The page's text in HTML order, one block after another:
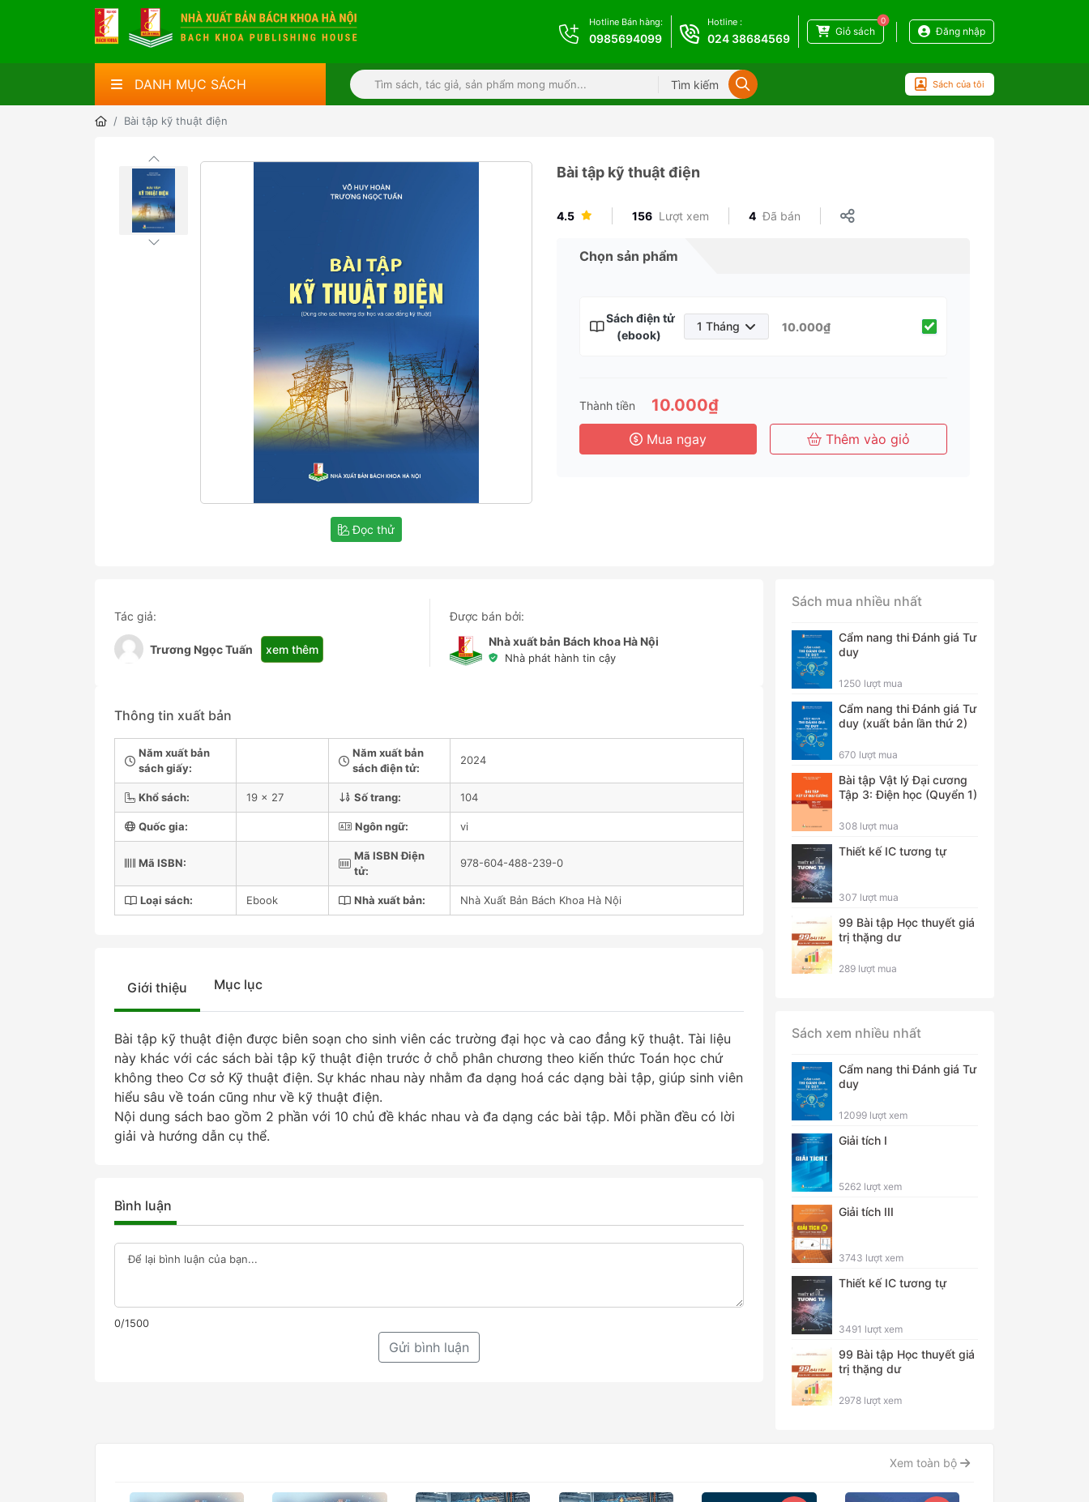
Hotline Bán hàng:
0985694099
Hotline :
024 38684569
0
Giỏ sách Đăng nhập
DANH MỤC SÁCH Tìm kiếm Sách của tôi
Bài tập kỹ thuật điện
Đọc thử
Bài tập kỹ thuật điện
4.5 156 Lượt xem 4 Đã bán
Chọn sản phẩm
Sách điện tử
(ebook)
1 Tháng
6 Tháng
3 Năm
10.000₫
Thành tiền 10.000₫
Mua ngay Thêm vào giỏ
Tác giả:
Trương Ngọc Tuấn xem thêm
Được bán bởi:
Nhà xuất bản Bách khoa Hà Nội
Nhà phát hành tin cậy
Thông tin xuất bản
Năm xuất bản
sách giấy:
Năm xuất bản
sách điện tử:
2024
Khổ sách: 19 x 27 Số trang: 104
Quốc gia: Ngôn ngữ: vi
Mã ISBN:
Mã ISBN Điện
tử:
978-604-488-239-0
Loại sách: Ebook Nhà xuất bản: Nhà Xuất Bản Bách Khoa Hà Nội
Giới thiệu Mục lục
Bài tập kỹ thuật điện được biên soạn cho sinh viên các trường đại học và cao đẳng kỹ thuật. Tài liệu
này khác với các sách bài tập kỹ thuật điện trước ở chỗ phân chương theo kiến thức Toán học chứ
không theo Cơ sở Kỹ thuật điện. Sự khác nhau này nhằm đa dạng hoá các dạng bài tập, giúp sinh viên
hiểu sâu về toán cũng như về kỹ thuật điện.
Nội dung sách bao gồm 2 phần với 10 chủ đề khác nhau và đa dạng các bài tập. Mỗi phần đều có lời
giải và hướng dẫn cụ thể.
Bình luận
0/1500
Gửi bình luận
Sách mua nhiều nhất
Cẩm nang thi Đánh giá Tư
duy
1250 lượt mua
Cẩm nang thi Đánh giá Tư
duy (xuất bản lần thứ 2)
670 lượt mua
Bài tập Vật lý Đại cương
Tập 3: Điện học (Quyển 1)
308 lượt mua
Thiết kế IC tương tự
307 lượt mua
99 Bài tập Học thuyết giá
trị thặng dư
289 lượt mua
Sách xem nhiều nhất
Cẩm nang thi Đánh giá Tư
duy
12099 lượt xem
Giải tích I
5262 lượt xem
Giải tích III
3743 lượt xem
Thiết kế IC tương tự
3491 lượt xem
99 Bài tập Học thuyết giá
trị thặng dư
2978 lượt xem
Xem toàn bộ